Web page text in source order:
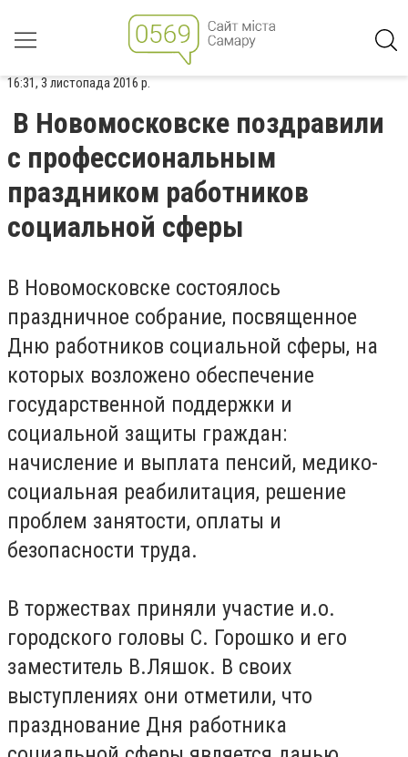
16:31, 3 листопада 2016 р.
В Новомосковске поздравили
с профессиональным
праздником работников
социальной сферы
В Новомосковске состоялось
праздничное собрание, посвященное
Дню работников социальной сферы, на
которых возложено обеспечение
государственной поддержки и
социальной защиты граждан:
начисление и выплата пенсий, медико-
социальная реабилитация, решение
проблем занятости, оплаты и
безопасности труда.
В торжествах приняли участие и.о.
городского головы С. Горошко и его
заместитель В.Ляшок. В своих
выступлениях они отметили, что
празднование Дня работника